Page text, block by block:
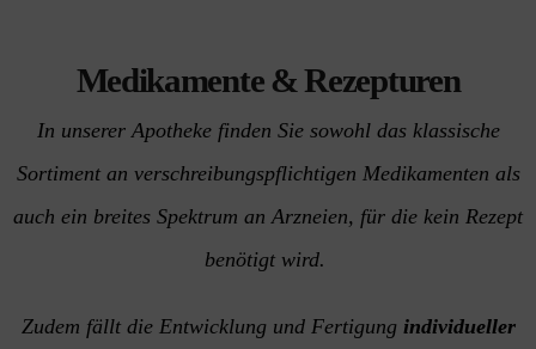
Medikamente & Rezepturen
In unserer Apotheke finden Sie sowohl das klassische
Sortiment an verschreibungspflichtigen Medikamenten als
auch ein breites Spektrum an Arzneien, für die kein Rezept
benötigt wird.
Zudem fällt die Entwicklung und Fertigung individueller